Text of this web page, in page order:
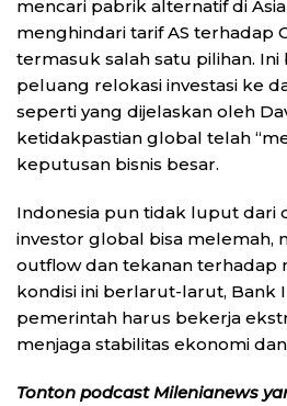
mencari pabrik alternatif di
menghindari tarif AS terhadap
termasuk salah satu pilihan.
peluang relokasi investasi ke
seperti yang dijelaskan oleh
ketidakpastian global telah
keputusan bisnis besar.
Indonesia pun tidak luput dari
investor global bisa melemah,
outflow dan tekanan terhadap
kondisi ini berlarut-larut, Bank
pemerintah harus bekerja
menjaga stabilitas ekonomi
Tonton podcast Milenianews